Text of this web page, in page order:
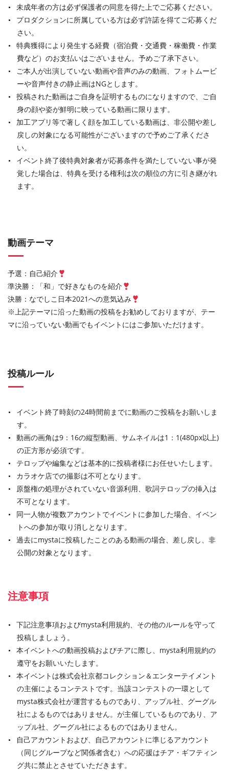
未成年者の方は必ず保護者の同意を得た上でご応募ください。
プロダクションに所属している方は必ず許諾を得てご応募くだ
さい。
特典獲得により発生する経費（宿泊費・交通費・稼働費・作業
費など）のお支払いはございません。予めご了承下さい。
ご本人が出演していない動画や音声のみの動画、フォトムービ
ーや音声付きの静止画はNGとします。
投稿された動画はご自身を証明するものになりますので、ご自
身の顔や姿が鮮明に映っている動画に限ります。
加工アプリ等で著しく顔を加工している動画は、非公開や差し
戻しの対象になる可能性がございますので予めご了承くださ
い。
イベント終了後特典対象者が応募条件を満たしていない事が発
覚した場合は、特典を受ける権利は次の順位の方に引き継がれ
ます。
動画テーマ
予選：自己紹介
準決勝：「和」で好きなものを紹介
決勝：なでしこ日本2021への意気込み
※上記テーマに沿った動画の投稿をお勧めしておりますが、テー
マに沿っていない動画でもイベントにはご参加いただけます。
投稿ルール
イベント終了時刻の24時間前までに動画のご投稿をお願いしま
す。
動画の画角は9：16の縦型動画、サムネイルは1：1(480px以上)
の正方形が必須です。
テロップや編集などは基本的に投稿者様にお任せいたします。
カラオケ店での撮影は不可となります。
原盤権の処理がされていない音源利用、歌詞テロップの挿入は
不可となります。
同一人物が複数アカウントでイベントに参加した場合、イベン
トへの参加が取り消しとなります。
過去にmystaに投稿したことのある動画の場合、差し戻し、非
公開の対象となります。
注意事項
下記注意事項およびmysta利用規約、その他のルールを守って
投稿しましょう。
本イベントへの動画投稿およびチアに際し、mysta利用規約の
遵守をお願いいたします。
本イベントは株式会社京都コレクション＆エンターテイメント
の主催によるコンテストです。当該コンテストの一環として
mysta株式会社が運営するものであり、アップル社、グーグル
社によるものではありません。が主催しているものであり、ア
ップル社、グーグル社によるものではありません。
自己アカウントおよび、自己アカウントに準じるアカウント
（同じグループなど関係者含む）への応援はチア・ギフティン
グ共に禁止とさせていただきます。